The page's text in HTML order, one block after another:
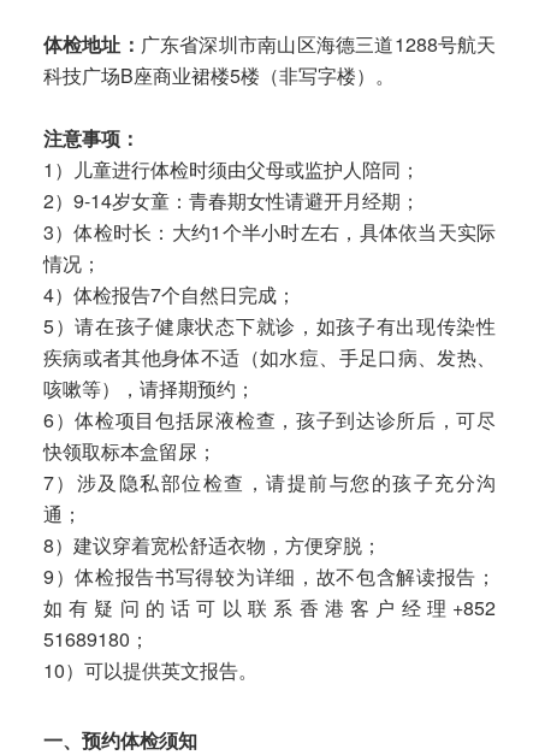
体检地址： 广东省深圳市南山区海德三道1288号航天
科技广场B座商业裙楼5楼（非写字楼）。
注意事项：
1）儿童进行体检时须由父母或监护人陪同；
2）9-14岁女童：青春期女性请避开月经期；
3）体检时长：大约1个半小时左右，具体依当天实际
情况；
4）体检报告7个自然日完成；
5）请在孩子健康状态下就诊，如孩子有出现传染性
疾病或者其他身体不适（如水痘、手足口病、发热、
咳嗽等），请择期预约；
6）体检项目包括尿液检查，孩子到达诊所后，可尽
快领取标本盒留尿；
7）涉及隐私部位检查，请提前与您的孩子充分沟
通；
8）建议穿着宽松舒适衣物，方便穿脱；
9）体检报告书写得较为详细，故不包含解读报告；
如有疑问的话可以联系香港客户经理+852
51689180；
10）可以提供英文报告。
一、预约体检须知